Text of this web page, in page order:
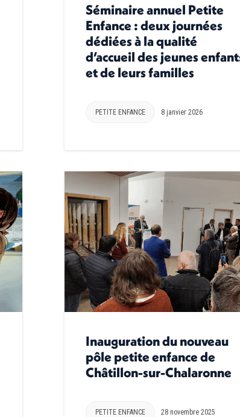
Séminaire annuel Petite
Enfance : deux journées
dédiées à la qualité
d’accueil des jeunes
et de leurs familles
PETITE ENFANCE 8 janvier 2026
Inauguration du nouveau
pôle petite enfance de
Châtillon-sur-Chalaronne
PETITE ENFANCE 28 novembre 2025